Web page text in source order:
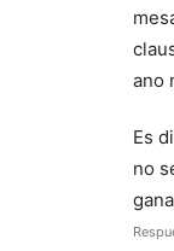
ano
Es
no